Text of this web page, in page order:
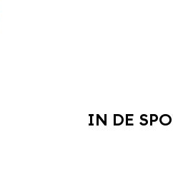
IN DE